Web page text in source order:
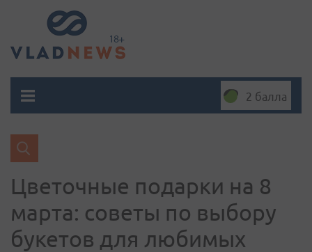
2 балла
Цветочные подарки на 8
марта: советы по выбору
букетов для любимых